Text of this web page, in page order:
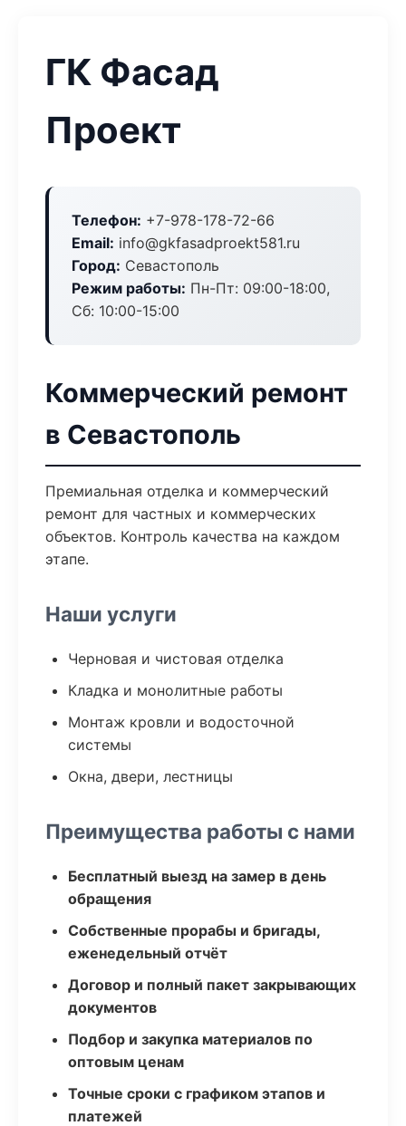
ГК Фасад
Проект
Телефон: +7-978-178-72-66
Email: info@gkfasadproekt581.ru
Город: Севастополь
Режим работы: Пн-Пт: 09:00-18:00,
Сб: 10:00-15:00
Коммерческий ремонт
в Севастополь
Премиальная отделка и коммерческий
ремонт для частных и коммерческих
объектов. Контроль качества на каждом
этапе.
Наши услуги
Черновая и чистовая отделка
Кладка и монолитные работы
Монтаж кровли и водосточной
системы
Окна, двери, лестницы
Преимущества работы с нами
Бесплатный выезд на замер в день
обращения
Собственные прорабы и бригады,
еженедельный отчёт
Договор и полный пакет закрывающих
документов
Подбор и закупка материалов по
оптовым ценам
Точные сроки с графиком этапов и
платежей